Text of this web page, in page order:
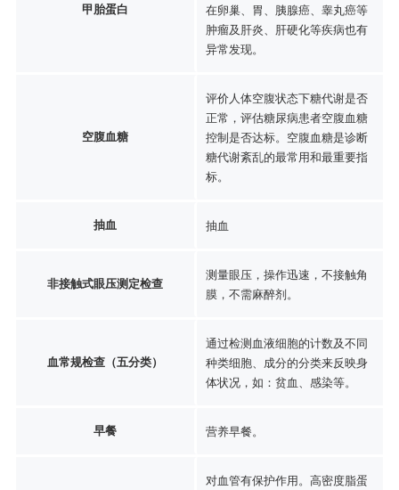
甲胎蛋白
在卵巢、胃、胰腺癌、睾丸癌等
肿瘤及肝炎、肝硬化等疾病也有
异常发现。
空腹血糖
评价人体空腹状态下糖代谢是否
正常，评估糖尿病患者空腹血糖
控制是否达标。空腹血糖是诊断
糖代谢紊乱的最常用和最重要指
标。
抽血 抽血
非接触式眼压测定检查
测量眼压，操作迅速，不接触角
膜，不需麻醉剂。
血常规检查（五分类）
通过检测血液细胞的计数及不同
种类细胞、成分的分类来反映身
体状况，如：贫血、感染等。
早餐 营养早餐。
对血管有保护作用。高密度脂蛋